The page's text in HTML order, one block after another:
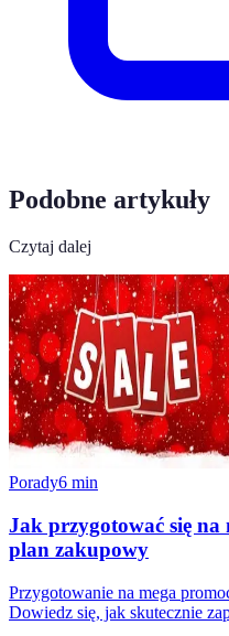
Podobne artykuły
Czytaj dalej
Porady6 min
Jak przygotować się na
plan zakupowy
Przygotowanie na mega
Dowiedz się, jak skutecznie